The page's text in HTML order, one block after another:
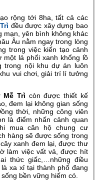
rộng tới 8ha, tất cả các
đều được xây dựng bao
mạn, yên bình không khác
Âu nằm ngay trong lòng
trong việc kiến tạo cảnh
lá phổi xanh khổng lồ
trong nội khu dự án luôn
vui chơi, giải trí lí tưởng
Mễ Trì còn được thiết kế
đem lại không gian sống
thời, những công viên
là điểm nhấn cảnh quan
mua căn hộ chung cư
hàng sẽ được sống trong
xanh đem lại, được thư
làm việc vất vả, được hít
thức giấc,…những điều
xa xỉ tại thành phố đang
bền vững hiếm có.